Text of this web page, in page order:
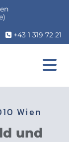
 +43 1 319 72 21
Wien
und